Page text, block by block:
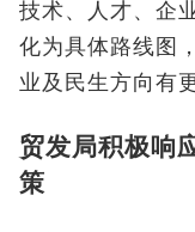
技术、人才、企
化为具体路线图
业及民生方向有
贸发局积极响
策